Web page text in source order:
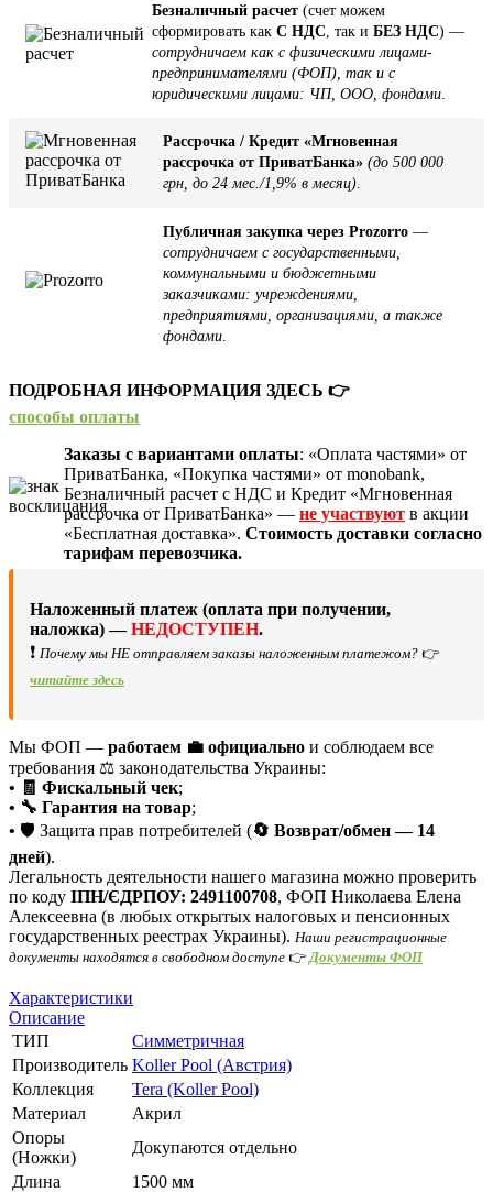
Безналичный расчет (счет можем
сформировать как С НДС , так и БЕЗ НДС) —
сотрудничаем как с физическими лицами-
предпринимателями (ФОП), так и с
юридическими лицами: ЧП, ООО, фондами
Рассрочка / Кредит «Мгновенная
рассрочка от ПриватБанка» (до 500 000
грн, до 24 мес./1,9% в месяц).
Публичная закупка через Prozorro —
сотрудничаем с государственными,
коммунальными и бюджетными
заказчиками: учреждениями,
предприятиями, организациями, а также
фондами
ПОДРОБНАЯ ИНФОРМАЦИЯ ЗДЕСЬ 👉
способы оплаты
Заказы с вариантами оплаты: «Оплата частями» от
ПриватБанка, «Покупка частями» от monobank,
Безналичный расчет с НДС и Кредит «Мгновенная
рассрочка от ПриватБанка» — не участвуют в акции
«Бесплатная доставка». Стоимость доставки согласно
тарифам перевозчика.
Наложенный платеж (оплата при получении,
наложка) —НЕДОСТУПЕН.
❗ Почему мы НЕ отправляем заказы наложенным платежом? 👉
читайте здесь
Мы ФОП — работаем 💼 официально и соблюдаем все
требования ⚖️ законодательства Украины:
• 🧾 Фискальный чек;
• 🔧 Гарантия на товар;
• 🛡️ Защита прав потребителей (🔄 Возврат/обмен — 14
дней).
Легальность деятельности нашего магазина можно проверить
по коду ІПН/ЄДРПОУ: 2491100708, ФОП Николаева Елена
Алексеевна (в любых открытых налоговых и пенсионных
государственных реестрах Украины). Наши регистрационные
документы находятся в свободном доступе 👉 Документы ФОП
Характеристики
Описание
ТИП
Симметричная
Производитель Koller Pool (Австрия)
Коллекция
Tera (Koller Pool)
Материал
Акрил
Опоры
(Ножки)
Докупаются отдельно
Длина
1500 мм